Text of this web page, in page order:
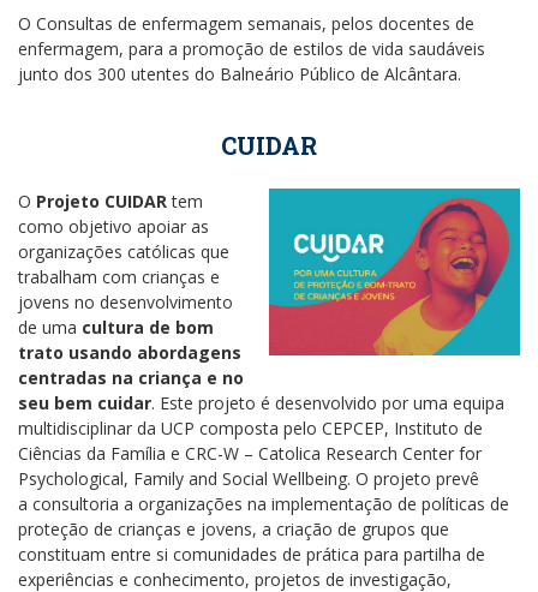
O Consultas de enfermagem semanais, pelos docentes de
enfermagem, para a promoção de estilos de vida saudáveis
junto dos 300 utentes do Balneário Público de Alcântara.
CUIDAR
O Projeto CUIDARtem
como objetivo apoiar as
organizações católicas que
trabalham com crianças e
jovens no desenvolvimento
de uma cultura de bom
trato usando abordagens
centradas na criança e no
seu bem cuidar. Este projeto é desenvolvido por uma equipa
multidisciplinar da UCP composta pelo CEPCEP, Instituto de
Ciências da Família e CRC-W – Catolica Research Center for
Psychological, Family and Social Wellbeing. O projeto prevê
a consultoria a organizações na implementação de políticas de
proteção de crianças e jovens, a criação de grupos que
constituam entre si comunidades de prática para partilha de
experiências e conhecimento, projetos de investigação,